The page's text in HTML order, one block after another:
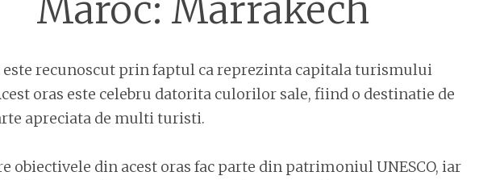
Maroc: Marrakech
recunoscut prin faptul ca reprezinta capitala turismului
oras este celebru datorita culorilor sale, fiind o destinatie de
apreciata de multi turisti.
obiectivele din acest oras fac parte din patrimoniul UNESCO, iar